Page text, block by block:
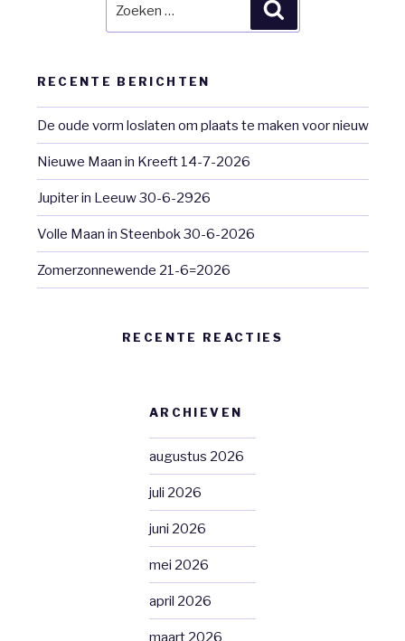
RECENTE BERICHTEN
De oude vorm loslaten om plaats te maken voor nieuw
Nieuwe Maan in Kreeft 14-7-2026
Jupiter in Leeuw 30-6-2926
Volle Maan in Steenbok 30-6-2026
Zomerzonnewende 21-6=2026
RECENTE REACTIES
ARCHIEVEN
augustus 2026
juli 2026
juni 2026
mei 2026
april 2026
maart 2026